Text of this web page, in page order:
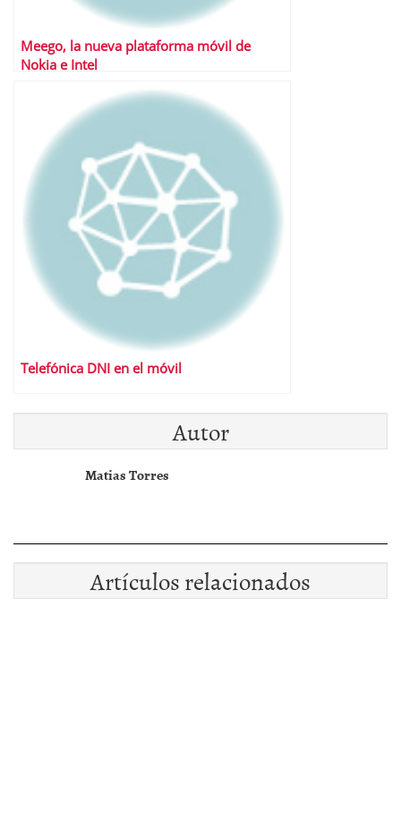
Meego, la nueva plataforma móvil de
Nokia e Intel
Telefónica DNI en el móvil
Autor
Matias Torres
Artículos relacionados